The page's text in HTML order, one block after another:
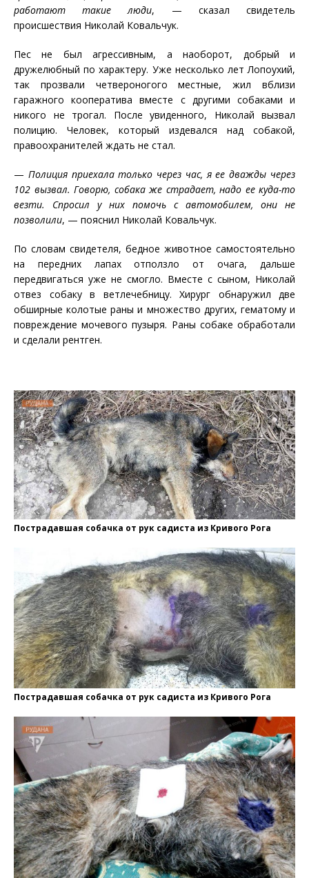
работают такие люди, — сказал свидетель
происшествия Николай Ковальчук.
Пес не был агрессивным, а наоборот, добрый и
дружелюбный по характеру. Уже несколько лет Лопоухий,
так прозвали четвероногого местные, жил вблизи
гаражного кооператива вместе с другими собаками и
никого не трогал. После увиденного, Николай вызвал
полицию. Человек, который издевался над собакой,
правоохранителей ждать не стал.
— Полиция приехала только через час, я ее дважды через
102 вызвал. Говорю, собака же страдает, надо ее куда-то
везти. Спросил у них помочь с автомобилем, они не
позволили, — пояснил Николай Ковальчук.
По словам свидетеля, бедное животное самостоятельно
на передних лапах отползло от очага, дальше
передвигаться уже не смогло. Вместе с сыном, Николай
отвез собаку в ветлечебницу. Хирург обнаружил две
обширные колотые раны и множество других, гематому и
повреждение мочевого пузыря. Раны собаке обработали
и сделали рентген.
Пострадавшая собачка от рук садиста из Кривого Рога
Пострадавшая собачка от рук садиста из Кривого Рога